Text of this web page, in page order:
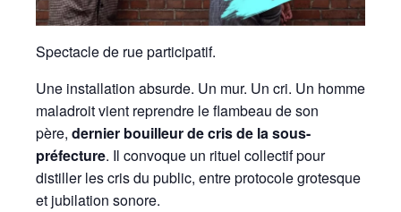
Spectacle de rue participatif.
Une installation absurde. Un mur. Un cri. Un homme
maladroit vient reprendre le flambeau de son
père, dernier bouilleur de cris de la sous-
préfecture. Il convoque un rituel collectif pour
distiller les cris du public, entre protocole grotesque
et jubilation sonore.